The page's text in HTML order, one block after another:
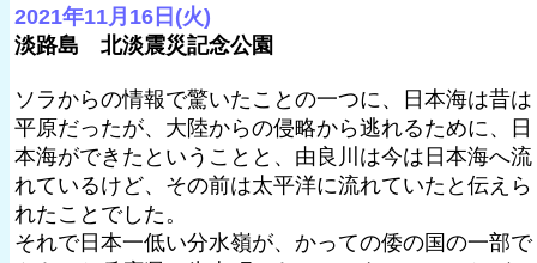
2021年11月16日(火)
淡路島 北淡震災記念公園
ソラからの情報で驚いたことの一つに、日本海は昔は
平原だったが、大陸からの侵略から逃れるために、日
本海ができたということと、由良川は今は日本海へ流
れているけど、その前は太平洋に流れていたと伝えら
れたことでした。
それで日本一低い分水嶺が、かっての倭の国の一部で